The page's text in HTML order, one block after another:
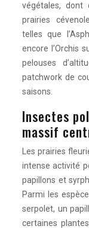
végétales, dont
prairies
telles que
encore l’Orchis
pelouses
patchwork de
saisons.
Insectes
massif
Les prairies
intense activité
papillons et
Parmi les
serpolet, un
certaines